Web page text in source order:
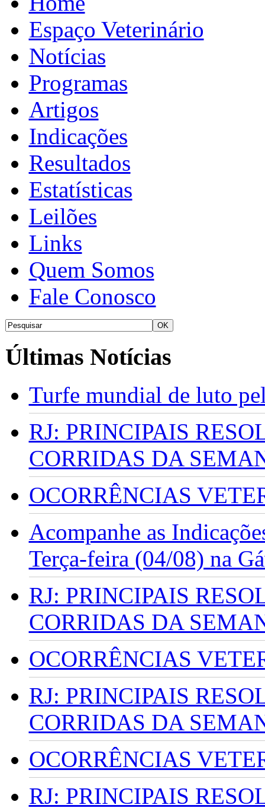
Espaço Veterinário
Notícias
Programas
Artigos
Indicações
Resultados
Estatísticas
Leilões
Links
Quem Somos
Fale Conosco
Últimas Notícias
Turfe mundial de luto
RJ: PRINCIPAIS
CORRIDAS DA
OCORRÊNCIAS
Acompanhe as
Terça-feira (04/08) na
RJ: PRINCIPAIS
CORRIDAS DA
OCORRÊNCIAS
RJ: PRINCIPAIS
CORRIDAS DA
OCORRÊNCIAS
RJ: PRINCIPAIS